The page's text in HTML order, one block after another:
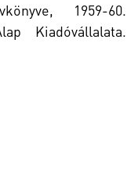
1959-60.
Kiadóvállalata.